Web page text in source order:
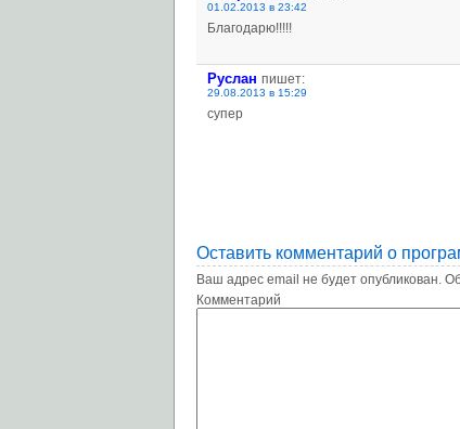
01.02.2013 в 23:42
Благодарю!!!!!
Руслан пишет:
29.08.2013 в 15:29
супер
Оставить комментарий о
Ваш адрес email не будет опубликован.